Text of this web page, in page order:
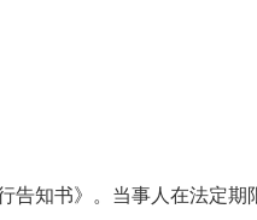
告知书》。当事人在法定期